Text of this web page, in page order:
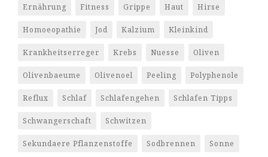
Ernährung Fitness Grippe Haut Hirse
Homoeopathie Jod Kalzium Kleinkind
Krankheitserreger Krebs Nuesse Oliven
Olivenbaeume Olivenoel Peeling Polyphenole
Reflux Schlaf Schlafengehen Schlafen Tipps
Schwangerschaft Schwitzen
Sekundaere Pflanzenstoffe Sodbrennen Sonne